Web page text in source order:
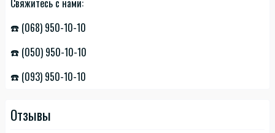
☎️ (068) 950-10-10
☎️ (050) 950-10-10
☎️ (093) 950-10-10
Отзывы